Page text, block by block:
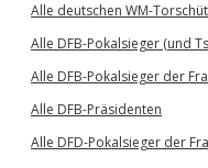
Alle deutschen WM-
Alle DFB-Pokalsieger (und
Alle DFB-Pokalsieger der
Alle DFB-Präsidenten
Alle DFD-Pokalsieger der